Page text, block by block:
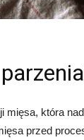
mięsa, która
przed